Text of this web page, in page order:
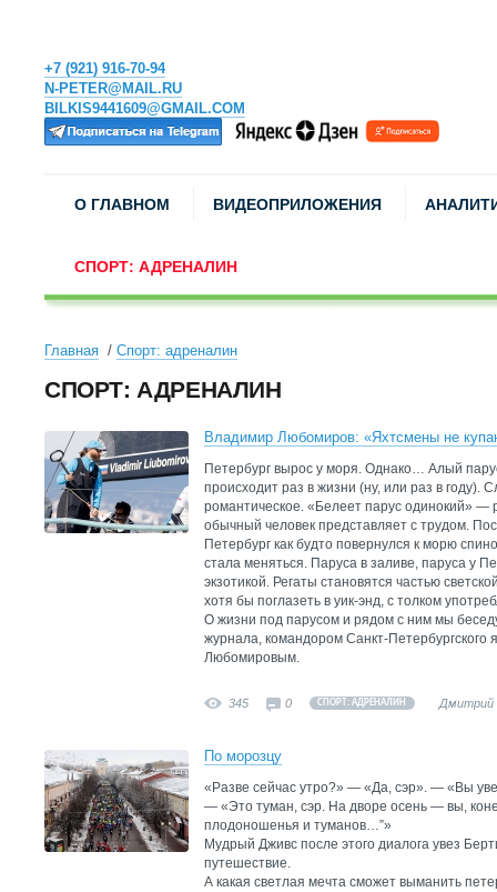
+7 (921) 916-70-94
N-PETER@MAIL.RU
BILKIS9441609@GMAIL.COM
О ГЛАВНОМ ВИДЕОПРИЛОЖЕНИЯ
СПОРТ: АДРЕНАЛИН
Главная Спорт: адреналин
СПОРТ: АДРЕНАЛИН
Владимир Любомиров: «Яхтсмены не
Петербург вырос у моря. Однако… Алый
происходит раз в жизни (ну, или раз в году).
романтическое. «Белеет парус одинокий» —
обычный человек представляет с трудом.
Петербург как будто повернулся к морю
стала меняться. Паруса в заливе, паруса у
экзотикой. Регаты становятся частью
хотя бы поглазеть в уик-энд, с толком
О жизни под парусом и рядом с ним мы
журнала, командором Санкт-Петербургского
Любомировым.
345 0 СПОРТ: АДРЕНАЛИН Дмитрий
По морозцу
«Разве сейчас утро?» — «Да, сэр». — «Вы
— «Это туман, сэр. На дворе осень — вы,
плодоношенья и туманов…”»
Мудрый Дживс после этого диалога увез
путешествие.
А какая светлая мечта сможет выманить